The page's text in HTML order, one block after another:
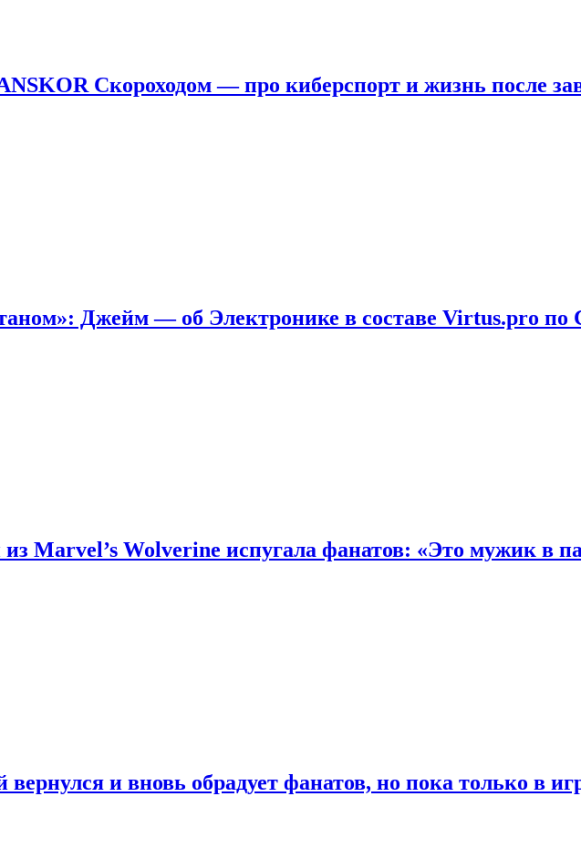
Скороходом — про киберспорт и жизнь после
Джейм — об Электронике в составе Virtus.pro по
Marvel’s Wolverine испугала фанатов: «Это мужик в
и вновь обрадует фанатов, но пока только в